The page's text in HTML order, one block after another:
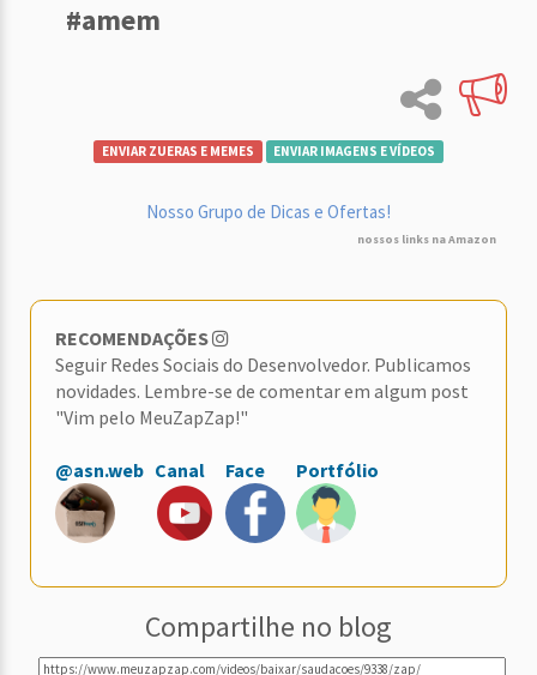
#amem
ENVIAR ZUERAS E MEMES ENVIAR IMAGENS E VÍDEOS
Nosso Grupo de Dicas e Ofertas!
nossos links na Amazon
RECOMENDAÇÕES
Seguir Redes Sociais do Desenvolvedor. Publicamos
novidades. Lembre-se de comentar em algum post
"Vim pelo MeuZapZap!"
@asn.web Canal Face Portfólio
Compartilhe no blog